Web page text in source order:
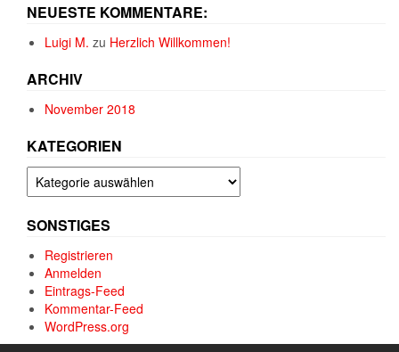
NEUESTE KOMMENTARE:
Luigi M. zu Herzlich Willkommen!
ARCHIV
November 2018
KATEGORIEN
Kategorien
SONSTIGES
Registrieren
Anmelden
Eintrags-Feed
Kommentar-Feed
WordPress.org